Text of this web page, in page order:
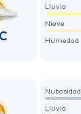
Lluvia
Nieve
Humedad
Nubosidad
Lluvia